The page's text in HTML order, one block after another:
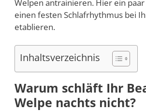
Welpen antrainieren. Hier ein paar
einen festen Schlafrhythmus bei
etablieren.
Inhaltsverzeichnis
Warum schläft Ihr
Welpe nachts nicht?